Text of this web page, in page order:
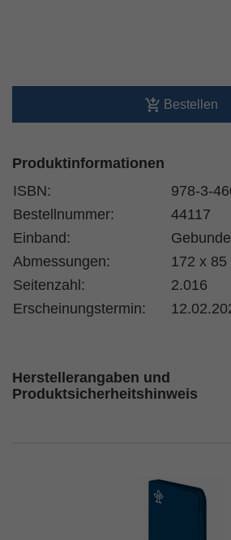
Bestellen
Produktinformationen
ISBN:
978-3-
Bestellnummer:
44117
Einband:
Abmessungen:
172 x 85
Seitenzahl:
2.016
Erscheinungstermin:
Herstellerangaben und
Produktsicherheitshinweis